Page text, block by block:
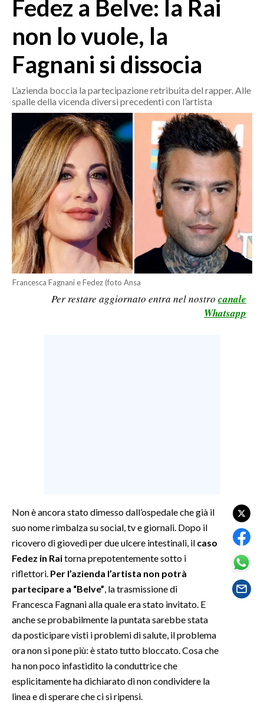
MEDIO CAMPIDANO
SASSARI E PROVINCIA
GALLURA
NUORO E PROVINCIA
OGLIASTRA
AGENDA
CRONACA
ITALIA
MONDO
POLITICA
ECONOMIA
SERVIZI ALLE IMPRESE
LAVORO
CULTURA
SPETTACOLI
SARDEGNA TURISMO
SARDI NEL MONDO
NOTIZIE
Fedez a Belve: la Rai
non lo vuole, la
Fagnani si dissocia
L’azienda boccia la partecipazione retribuita del rapper. Alle
spalle della vicenda diversi precedenti con l’artista
Francesca Fagnani e Fedez (foto Ansa
Per restare aggiornato entra nel nostro canale
Whatsapp
Non è ancora stato dimesso dall’ospedale che già il
suo nome rimbalza su social, tv e giornali. Dopo il
ricovero di giovedì per due ulcere intestinali, il caso
Fedez in Raitorna prepotentemente sotto i
riflettori. Per l’azienda l’artista non potrà
partecipare a “Belve” , la trasmissione di
Francesca Fagnani alla quale era stato invitato. E
anche se probabilmente la puntata sarebbe stata
da posticipare visti i problemi di salute, il problema
ora non si pone più: è stato tutto bloccato. Cosa che
ha non poco infastidito la conduttrice che
esplicitamente ha dichiarato di non condividere la
linea e di sperare che ci si ripensi.